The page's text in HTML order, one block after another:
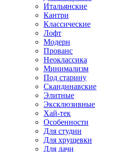
Итальянские
Кантри
Классические
Лофт
Модерн
Прованс
Неоклассика
Минимализм
Под старину
Скандинавские
Элитные
Эксклюзивные
Хай-тек
Особенности
Для студии
Для хрущевки
Для дачи